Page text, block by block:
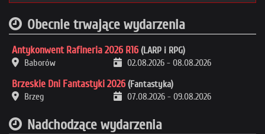
Obecnie trwające wydarzenia
Antykonwent Rafineria 2026 R16 (LARP i RPG)
Baborów
02.08.2026 - 08.08.2026
Brzeskie Dni Fantastyki 2026 (Fantastyka)
Brzeg
07.08.2026 - 09.08.2026
Nadchodzące wydarzenia